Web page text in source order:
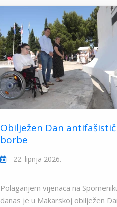
Obilježen Dan
borbe
22. lipnja 2026.
Polaganjem vijenaca na
danas je u Makarskoj obilježen